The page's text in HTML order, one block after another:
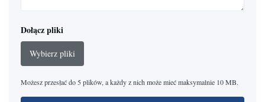
Dołącz pliki
Wybierz pliki
Możesz przesłać do 5 plików, a każdy z nich może mieć maksymalnie 10 MB.